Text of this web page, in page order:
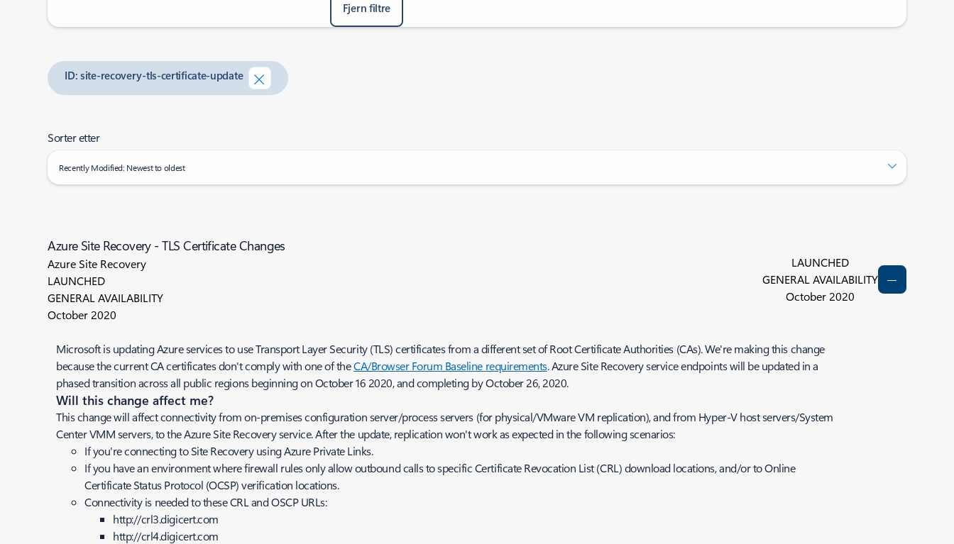
Fjern filtre
ID: site-recovery-tls-certificate-update
Sorter etter
Recently Modified: Newest to oldest
Azure Site Recovery - TLS Certificate Changes
Azure Site Recovery
LAUNCHED
GENERAL AVAILABILITY
October 2020
LAUNCHED
GENERAL AVAILABILITY
October 2020
Microsoft is updating Azure services to use Transport Layer Security (TLS) certificates from a different set of Root Certificate Authorities (CAs). We're making this change
because the current CA certificates don't comply with one of theCA/Browser Forum Baseline requirements. Azure Site Recovery service endpoints will be updated in a
phased transition across all public regions beginning on October 16 2020, and completing by October 26, 2020.
Will this change affect me?
This change will affect connectivity from on-premises configuration server/process servers (for physical/VMware VM replication), and from Hyper-V host servers/System
Center VMM servers, to the Azure Site Recovery service. After the update, replication won't work as expected in the following scenarios:
If you're connecting to Site Recovery using Azure Private Links.
If you have an environment where firewall rules only allow outbound calls to specific Certificate Revocation List (CRL) download locations, and/or to Online
Certificate Status Protocol (OCSP) verification locations.
Connectivity is needed to these CRL and OSCP URLs:
http://crl3.digicert.com
http://crl4.digicert.com